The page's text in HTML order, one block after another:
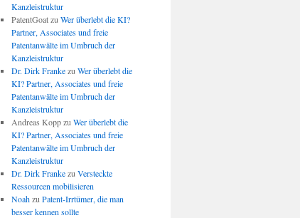
Kanzleistruktur
PatentGoatzu Wer überlebt die KI?
Partner, Associates und freie
Patentanwälte im Umbruch der
Kanzleistruktur
Dr. Dirk Frankezu Wer überlebt die
KI? Partner, Associates und freie
Patentanwälte im Umbruch der
Kanzleistruktur
Andreas Koppzu Wer überlebt die
KI? Partner, Associates und freie
Patentanwälte im Umbruch der
Kanzleistruktur
Dr. Dirk Frankezu Versteckte
Ressourcen mobilisieren
Noahzu Patent-Irrtümer, die man
besser kennen sollte